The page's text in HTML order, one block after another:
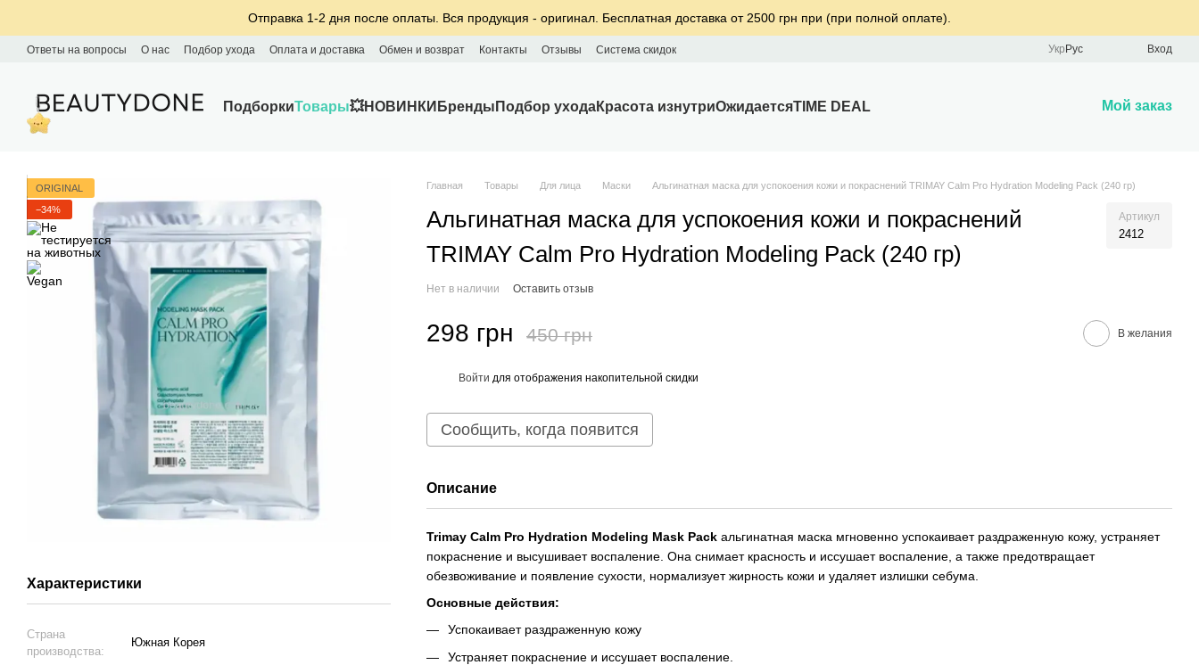
Отправка 1-2 дня после оплаты. Вся продукция - оригинал. Бесплатная доставка от 2500 грн при (при полной оплате).
Ответы на вопросы О нас Подбор ухода Оплата и доставка Обмен и возврат Контакты Отзывы Система скидок Укр Рус Вход
ПодборкиТовары💥НОВИНКИ Бренды Подбор уходаКрасота изнутриОжидаетсяTIME DEAL Мой заказ
ORIGINAL
−34%
Характеристики
Страна
производства:
Южная Корея
Главная Товары Для лица Маски Альгинатная маска для успокоения кожи и покраснений TRIMAY Calm Pro Hydration Modeling Pack (240 гр)
Альгинатная маска для успокоения кожи и покраснений
TRIMAY Calm Pro Hydration Modeling Pack (240 гр)
Артикул
2412
Нет в наличии Оставить отзыв
298 грн 450 грн В желания
Войти для отображения накопительной скидки
Сообщить, когда появится
Описание
Trimay Calm Pro Hydration Modeling Mask Pack альгинатная маска мгновенно успокаивает раздраженную кожу, устраняет
покраснение и высушивает воспаление. Она снимает красность и иссушает воспаление, а также предотвращает
обезвоживание и появление сухости, нормализует жирность кожи и удаляет излишки себума.
Основные действия:
Успокаивает раздраженную кожу
Устраняет покраснение и иссушает воспаление.